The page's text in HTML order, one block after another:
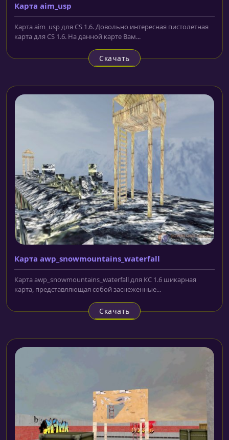
Карта aim_usp
Карта aim_usp для CS 1.6. Довольно интересная пистолетная
карта для CS 1.6. На данной карте Вам...
Скачать
Карта awp_snowmountains_waterfall
Карта awp_snowmountains_waterfall для КС 1.6 шикарная
карта, представляющая собой заснеженные...
Скачать